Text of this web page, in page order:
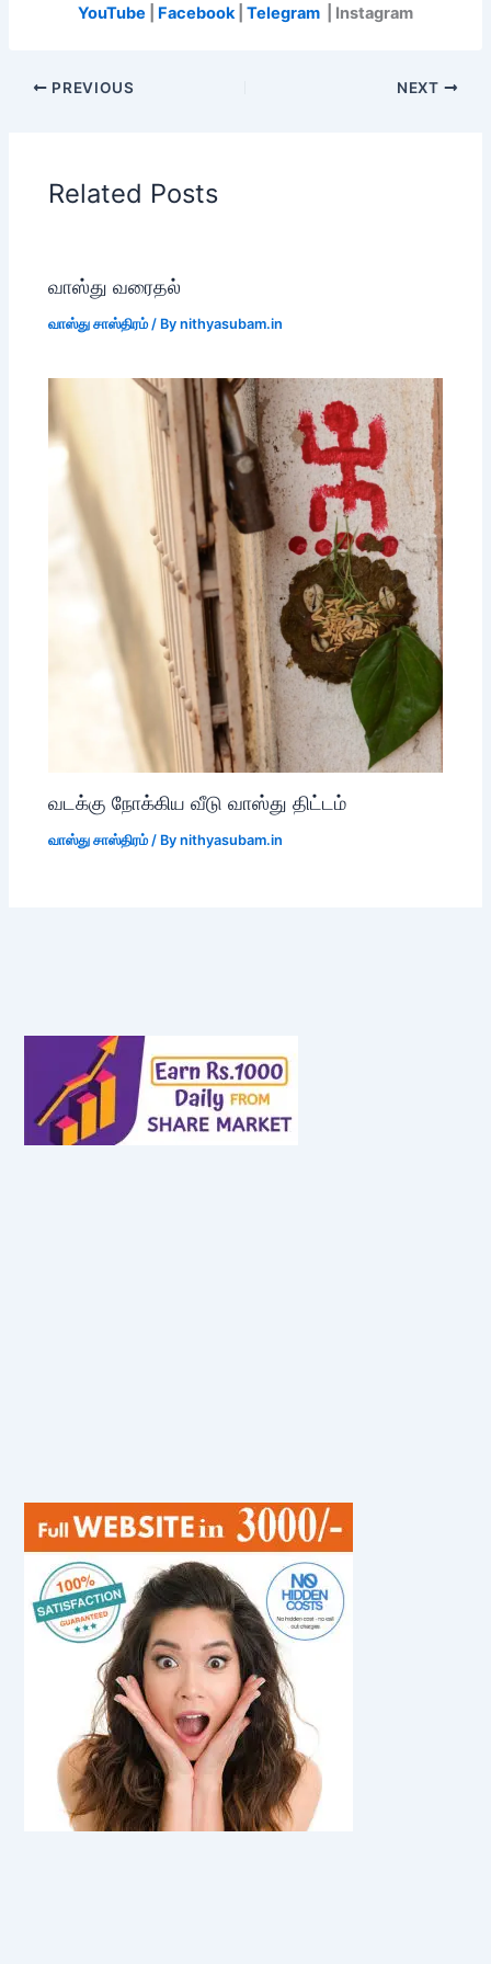
YouTube Facebook| Telegram | Instagram
PREVIOUS NEXT
Related Posts
வாஸ்து வரைதல்
வாஸ்து சாஸ்திரம்/ Bynithyasubam.in
வடக்கு நோக்கிய வீடு வாஸ்து திட்டம்
வாஸ்து சாஸ்திரம்/ Bynithyasubam.in